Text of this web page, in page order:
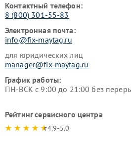
Контактный телефон:
8 (800) 301-55-83
Электронная почта:
info@fix-maytag.ru
для юридических лиц
manager@fix-maytag.ru
График работы:
ПН-ВСК с 9:00 до 21:00 без
Рейтинг сервисного центра
4.9-5.0